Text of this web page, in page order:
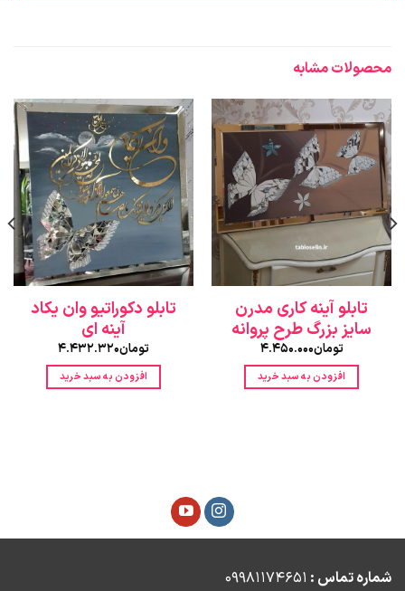
محصولات مشابه
تابلو آینه کاری مدرن
سایز بزرگ طرح پروانه
تومان4.450.000
افزودن به سبد خرید
تابلو دکوراتیو وان یکاد
آینه ای
تومان4.432.320
افزودن به سبد خرید
شماره تماس : 09981174651